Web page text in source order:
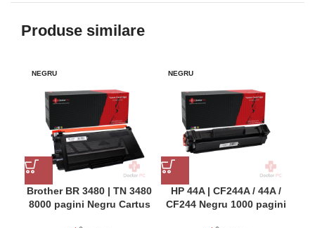
Produse similare
NEGRU
Brother BR 3480 | TN 3480
8000 pagini Negru Cartus
NEGRU
HP 44A | CF244A / 44A /
CF244 Negru 1000 pagini